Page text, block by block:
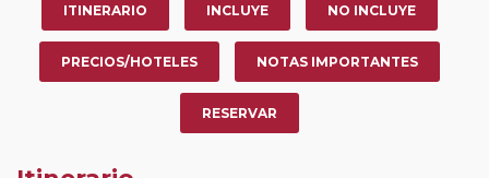
ITINERARIO INCLUYE NO INCLUYE
PRECIOS/HOTELES NOTAS IMPORTANTES
RESERVAR